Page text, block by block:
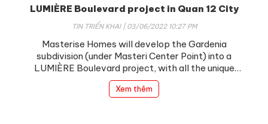
LUMIÈRE Boulevard project in Quan 12 City
TIN TRIỂN KHAI | 03/06/2022 10:27 PM
Masterise Homes will develop the Gardenia
subdivision (under Masteri Center Point) into a
LUMIÈRE Boulevard project, with all the unique
benefits of a luxury project.
Xem thêm